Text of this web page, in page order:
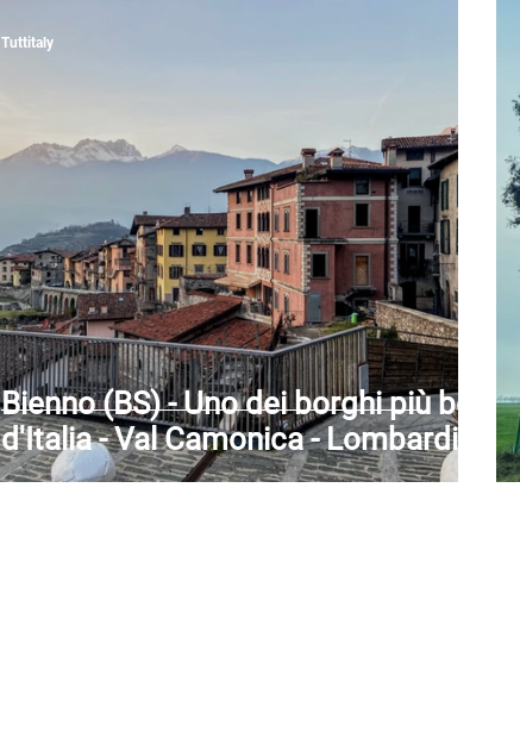
Veneto
Bienno (BS) - Uno dei borghi più belli
d'Italia - Val Camonica - Lombardia
Tuttitaly